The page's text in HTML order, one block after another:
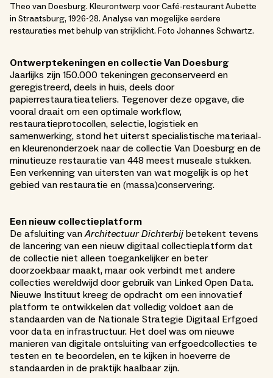
Theo van Doesburg. Kleurontwerp voor Café-restaurant Aubette
in Straatsburg, 1926-28. Analyse van mogelijke eerdere
restauraties met behulp van strijklicht. Foto Johannes Schwartz.
Ontwerptekeningen en collectie Van Doesburg
Jaarlijks zijn 150.000 tekeningen geconserveerd en
geregistreerd, deels in huis, deels door
papierrestauratieateliers. Tegenover deze opgave, die
vooral draait om een optimale workflow,
restauratieprotocollen, selectie, logistiek en
samenwerking, stond het uiterst specialistische materiaal-
en kleurenonderzoek naar de collectie Van Doesburg en de
minutieuze restauratie van 448 meest museale stukken.
Een verkenning van uitersten van wat mogelijk is op het
gebied van restauratie en (massa)conservering.
Een nieuw collectieplatform
De afsluiting vanArchitectuur Dichterbij betekent tevens
de lancering van een nieuw digitaal collectieplatform dat
de collectie niet alleen toegankelijker en beter
doorzoekbaar maakt, maar ook verbindt met andere
collecties wereldwijd door gebruik van Linked Open Data.
Nieuwe Instituut kreeg de opdracht om een innovatief
platform te ontwikkelen dat volledig voldoet aan de
standaarden van de Nationale Strategie Digitaal Erfgoed
voor data en infrastructuur. Het doel was om nieuwe
manieren van digitale ontsluiting van erfgoedcollecties te
testen en te beoordelen, en te kijken in hoeverre de
standaarden in de praktijk haalbaar zijn.